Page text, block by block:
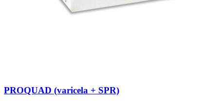
PROQUAD (varicela + SPR)